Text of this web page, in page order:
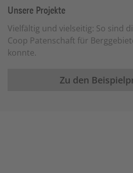
Unsere Projekte
Vielfältig und vielseitig: So sind
Coop Patenschaft für
konnte.
Zu den